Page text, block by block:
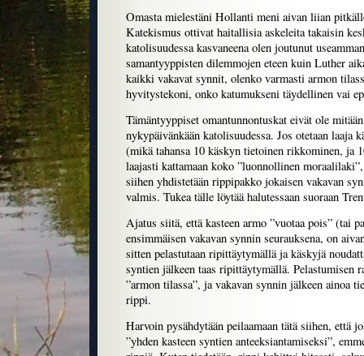
Omasta mielestäni Hollanti meni aivan liian
Katekismus ottivat haitallisia askeleita takaisin
katolisuudessa kasvaneena olen joutunut
samantyyppisten dilemmojen eteen kuin Luther
kaikki vakavat synnit, olenko varmasti armon
hyvitystekoni, onko katumukseni täydellinen vai
Tämäntyyppiset omantunnontuskat eivät ole
nykypäivänkään katolisuudessa. Jos otetaan laaja
(mikä tahansa 10 käskyn tietoinen rikkominen, ja
laajasti kattamaan koko ”luonnollinen
siihen yhdistetään rippipakko jokaisen vakavan
valmis. Tukea tälle löytää halutessaan suoraan
Ajatus siitä, että kasteen armo ”vuotaa pois” (tai
ensimmäisen vakavan synnin seurauksena, on
sitten pelastutaan ripittäytymällä ja käskyjä
syntien jälkeen taas ripittäytymällä. Pelastumisen
”armon tilassa”, ja vakavan synnin jälkeen ainoa
rippi.
Harvoin pysähdytään peilaamaan tätä siihen, että
”yhden kasteen syntien anteeksiantamiseksi”,